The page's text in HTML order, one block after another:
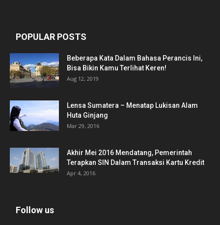
POPULAR POSTS
Beberapa Kata Dalam Bahasa Perancis Ini,
Bisa Bikin Kamu Terlihat Keren!
Aug 12, 2019
Lensa Sumatera – Menatap Lukisan Alam
Huta Ginjang
Mar 29, 2016
Akhir Mei 2016 Mendatang, Pemerintah
Terapkan SIN Dalam Transaksi Kartu Kredit
Apr 4, 2016
Follow us